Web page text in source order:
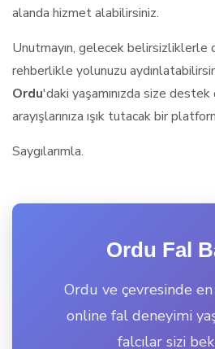
alanda hizmet alabilirsiniz.
Unutmayın, gelecek belirsizliklerle
rehberlikle yolunuzu
Ordu'daki yaşamınızda size
arayışlarınıza ışık tutacak bir
Saygılarımla.
Ordu Fal
Ordu ve çevresinde
online fal deneyimi
falcılar sizi